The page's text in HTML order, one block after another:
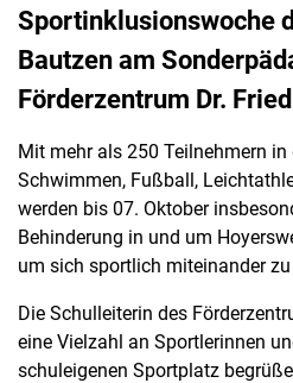
Sportinklusionswoche
Bautzen am
Förderzentrum Dr.
Mit mehr als 250 Teilnehmern in
Schwimmen, Fußball,
werden bis 07. Oktober
Behinderung in und um
um sich sportlich miteinander
Die Schulleiterin des
eine Vielzahl an Sportlerinnen
schuleigenen Sportplatz